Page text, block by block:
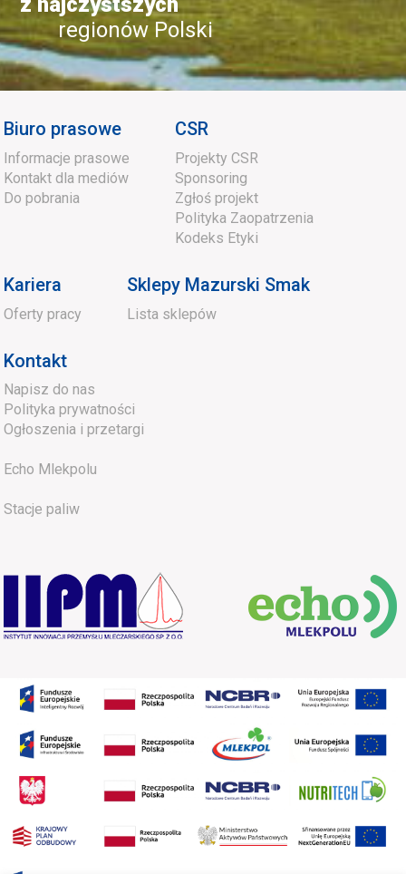
regionów Polski
Biuro prasowe
Informacje prasowe
Kontakt dla mediów
Do pobrania
CSR
Projekty CSR
Sponsoring
Zgłoś projekt
Polityka Zaopatrzenia
Kodeks Etyki
Kariera
Oferty pracy
Sklepy Mazurski Smak
Lista sklepów
Kontakt
Napisz do nas
Polityka prywatności
Ogłoszenia i przetargi
Echo Mlekpolu
Stacje paliw